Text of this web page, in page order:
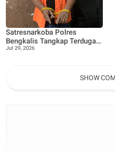
Satresnarkoba Polres
Bengkalis Tangkap Terduga
Pengedar Sabu di Bantan,
Peredaran Gelap Narkotika
Jul 29, 2026
SHOW